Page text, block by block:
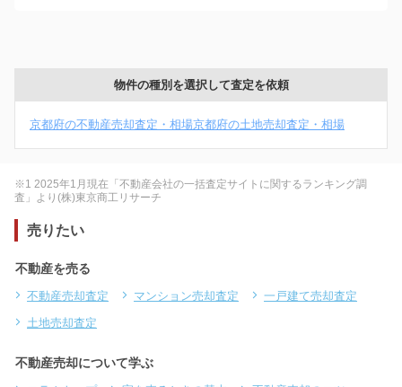
物件の種別を選択して査定を依頼
京都府の不動産売却査定・相場京都府の土地売却査定・相場
※1 2025年1月現在「不動産会社の一括査定サイトに関するランキング調
査」より(株)東京商工リサーチ
売りたい
不動産を売る
不動産売却査定 マンション売却査定
一戸建て売却査定
土地売却査定
不動産売却について学ぶ